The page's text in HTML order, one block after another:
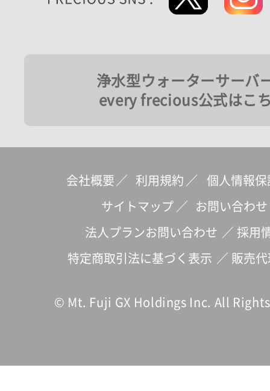
浄水型ウォーターサーバ
every frecious公式はこ
会社概要 ／ 利用規約 ／ 個人情報保
サイトマップ ／ お問い合わせ
法人プランお問い合わせ ／ 採用
特定商取引法に基づく表示 ／ 販売
© Mt. Fuji GX Holdings Inc. All